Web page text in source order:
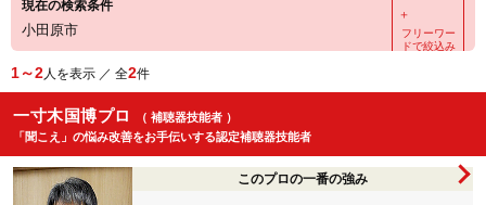
現在の検索条件
小田原市
＋
フリーワー
ドで絞込み
1～2人を表示 ／ 全2件
一寸木国博プロ
（ 補聴器技能者 ）
「聞こえ」の悩み改善をお手伝いする認定補聴器技能者
このプロの一番の強み